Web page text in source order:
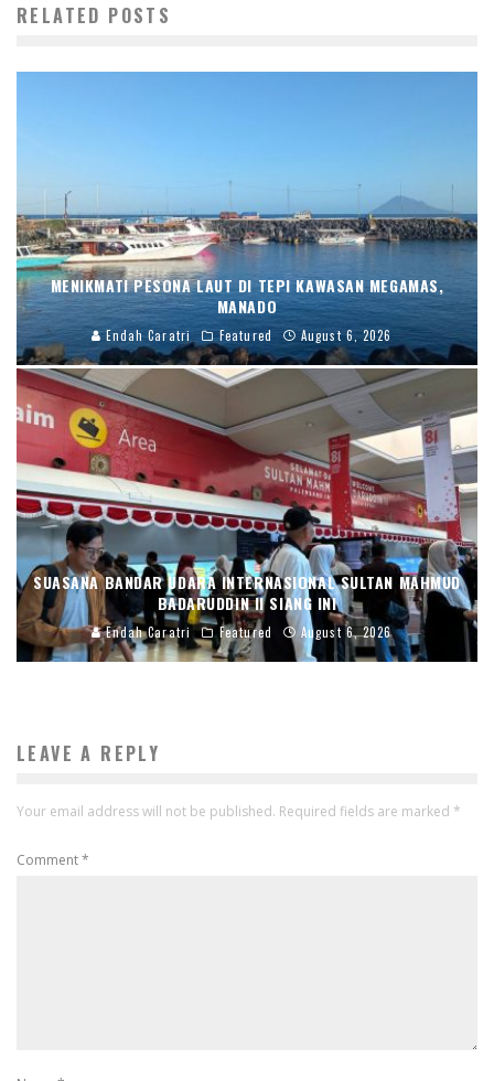
RELATED POSTS
MENIKMATI PESONA LAUT DI TEPI KAWASAN MEGAMAS,
MANADO
Endah Caratri Featured August 6, 2026
SUASANA BANDAR UDARA INTERNASIONAL SULTAN MAHMUD
BADARUDDIN II SIANG INI
Endah Caratri Featured August 6, 2026
LEAVE A REPLY
Your email address will not be published. Required fields are marked *
Comment*